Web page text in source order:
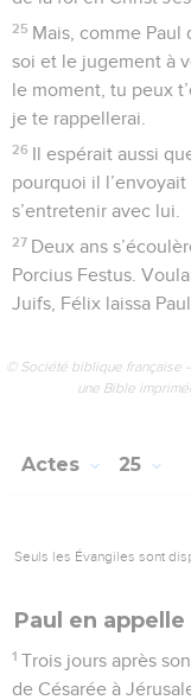
25 Mais, comme Paul
soi et le jugement à
le moment, tu peux
je te rappellerai.
26 Il espérait aussi
pourquoi il
s’entretenir avec lui.
27 Deux ans
Porcius Festus.
Juifs, Félix laissa
© Société biblique française
une Bible
Actes 25
Seuls les Évangiles sont
Paul en
1 Trois jours après
de Césarée à